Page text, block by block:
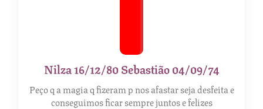
Nilza 16/12/80 Sebastião 04/09/74
Peço q a magia q fizeram p nos afastar seja desfeita e
conseguimos ficar sempre juntos e felizes